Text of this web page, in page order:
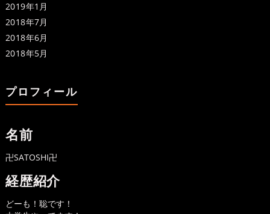
2019年1月
2018年7月
2018年6月
2018年5月
プロフィール
名前
卍SATOSHI卍
経歴紹介
どーも！聡です！